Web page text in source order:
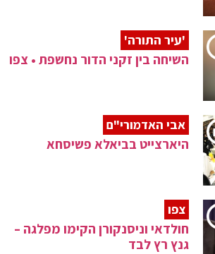
'עיר התורה'
השיחה בין זקני הדור נחשפת • צפו
אבי האדמורי"ם
היארצייט בביאלא פשיסחא
צפו
חולדאי וניסנקורן הקימו מפלגה –
גנץ רץ לבד